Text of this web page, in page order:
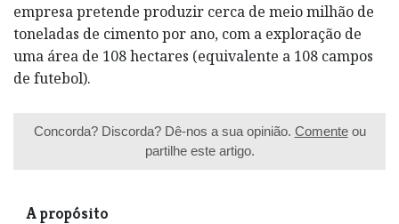
empresa pretende produzir cerca de meio milhão de
toneladas de cimento por ano, com a exploração de
uma área de 108 hectares (equivalente a 108 campos
de futebol).
Concorda? Discorda? Dê-nos a sua opinião. Comenteou
partilhe este artigo.
A propósito